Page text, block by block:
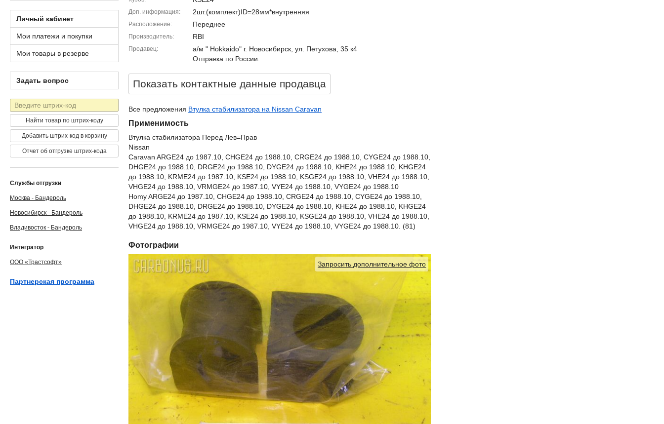
Доп. информация 2шт.(комплект)ID=28мм*внутренняя
Расположение Переднее
Производитель RBI
Продавец
а/м " Hokkaido" г. Новосибирск, ул. Петухова, 35 к4
Отправка по России.
Показать контактные данные продавцa
Все предложения Втулка стабилизатора на Nissan Caravan
Применимость
Втулка стабилизатора Перед Лев=Прав
Nissan
Caravan ARGE24 до 1987.10, CHGE24 до 1988.10, CRGE24 до 1988.10, CYGE24 до 1988.10,
DHGE24 до 1988.10, DRGE24 до 1988.10, DYGE24 до 1988.10, KHE24 до 1988.10, KHGE24
до 1988.10, KRME24 до 1987.10, KSE24 до 1988.10, KSGE24 до 1988.10, VHE24 до 1988.10,
VHGE24 до 1988.10, VRMGE24 до 1987.10, VYE24 до 1988.10, VYGE24 до 1988.10
Homy ARGE24 до 1987.10, CHGE24 до 1988.10, CRGE24 до 1988.10, CYGE24 до 1988.10,
DHGE24 до 1988.10, DRGE24 до 1988.10, DYGE24 до 1988.10, KHE24 до 1988.10, KHGE24
до 1988.10, KRME24 до 1987.10, KSE24 до 1988.10, KSGE24 до 1988.10, VHE24 до 1988.10,
VHGE24 до 1988.10, VRMGE24 до 1987.10, VYE24 до 1988.10, VYGE24 до 1988.10. (81)
Фотографии
Запросить дополнительное фото
Личный кабинет
Мои платежи и покупки
Мои товары в резерве
Задать вопрос
Штрих-
код
Найти товар по штрих-коду
Добавить штрих-код в корзину
Отчет об отгрузке штрих-кода
Службы отгрузки
Москва - Бандероль
Новосибирск - Бандероль
Владивосток - Бандероль
Интегратор
ООО «Трастсофт»
Партнерская программа